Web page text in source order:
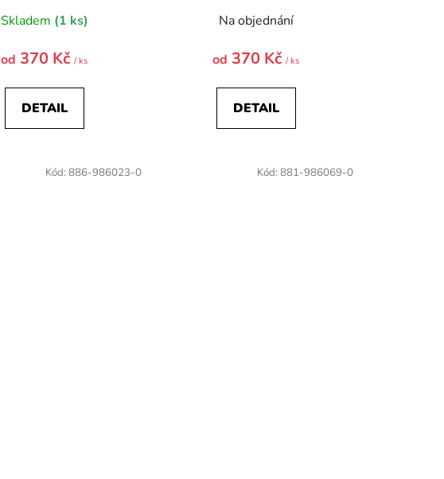
Skladem (1 ks)
od 370 Kč/ ks
DETAIL
Na objednání
od 370 Kč/ ks
DETAIL
Kód: 886-986023-0 Kód: 881-986069-0